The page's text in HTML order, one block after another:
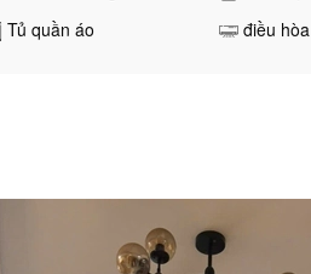
Tủ quần áo điều hòa